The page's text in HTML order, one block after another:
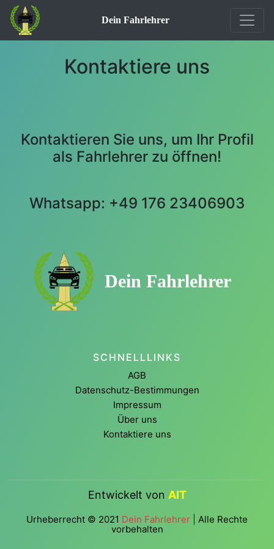
Dein Fahrlehrer
Kontaktiere uns
Kontaktieren Sie uns, um Ihr Profil
als Fahrlehrer zu öffnen!
Whatsapp: +49 176 23406903
Dein Fahrlehrer
SCHNELLLINKS
AGB
Datenschutz-Bestimmungen
Impressum
Über uns
Kontaktiere uns
Entwickelt von AIT
Urheberrecht © 2021 Dein Fahrlehrer
| Alle Rechte
vorbehalten